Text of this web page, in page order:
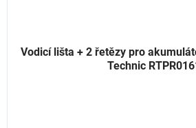
Vodicí lišta + 2 řetězy pro
Technic